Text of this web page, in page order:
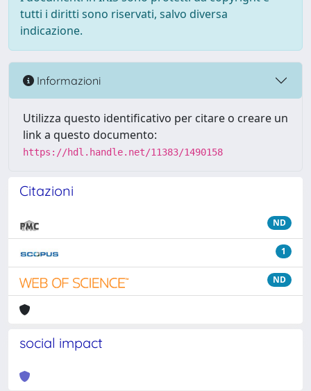
tutti i diritti sono riservati, salvo diversa
indicazione.
Informazioni
Utilizza questo identificativo per citare o creare un
link a questo documento:
https://hdl.handle.net/11383/1490158
Citazioni
ND
1
ND
social impact